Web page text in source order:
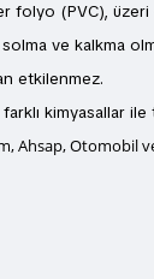
folyo (PVC),
ve kalkma
etkilenmez.
farklı kimyasallar
Ahsap, Otomobil